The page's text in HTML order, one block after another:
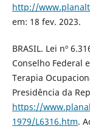
http://
em: 18 fev. 2023.
BRASIL. Lei nº
Conselho Federal
Terapia
Presidência da
https://
1979/L6316.htm.